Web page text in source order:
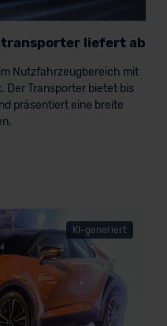
liefert ab
Nutzfahrzeugbereich mit
Der Transporter bietet bis
präsentiert eine breite
KI-generiert